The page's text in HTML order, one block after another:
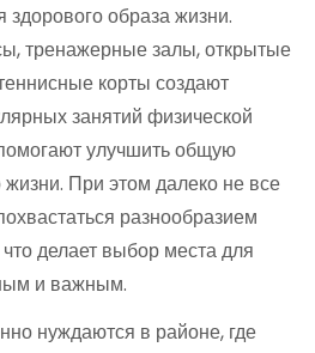
образа жизни.
тренажерные залы, открытые
корты создают
занятий физической
улучшить общую
При этом далеко не все
разнообразием
делает выбор места для
и важным.
нуждаются в районе, где